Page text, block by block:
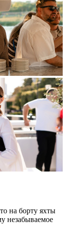
на борту яхты
незабываемое